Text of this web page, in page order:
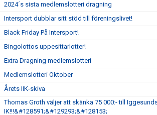
2024´s sista medlemslotteri dragning
Intersport dubblar sitt stöd till föreningslivet!
Black Friday På Intersport!
Bingolottos uppesittarlotter!
Extra Dragning medlemslotteri
Medlemslotteri Oktober
Årets IIK-skiva
Thomas Groth väljer att skänka 75 000:- till
IK!!!&#128591;&#129293;&#128153;